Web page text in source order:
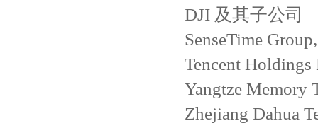
DJI 及其子公司
SenseTime
Tencent
Yangtze Memory
Zhejiang Dahua